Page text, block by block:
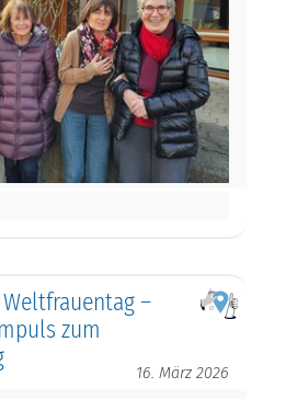
–
zum
16. März 2026